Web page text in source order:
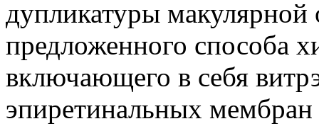
дупликатуры макулярной
предложенного способа
включающего в себя
эпиретинальных